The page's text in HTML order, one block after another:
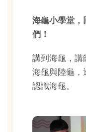
海龜小學堂，
們！
講到海龜，講
海龜與陸龜，
認識海龜。